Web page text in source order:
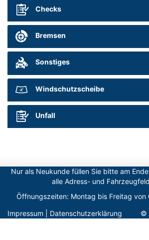
Checks
Bremsen
Sonstiges
Windschutzscheibe
Unfall
Nur als Neukunde füllen Sie bitte am
alle Adress- und
Öffnungszeiten: Montag bis Freitag
Impressum
Datenschutzerklärung ©